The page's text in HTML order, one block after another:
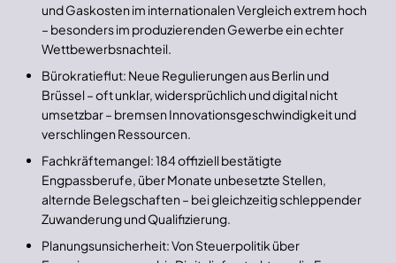
und Gaskosten im internationalen Vergleich extrem hoch
– besonders im produzierenden Gewerbe ein echter
Wettbewerbsnachteil.
Bürokratieflut: Neue Regulierungen aus Berlin und
Brüssel – oft unklar, widersprüchlich und digital nicht
umsetzbar – bremsen Innovationsgeschwindigkeit und
verschlingen Ressourcen.
Fachkräftemangel: 184 offiziell bestätigte
Engpassberufe, über Monate unbesetzte Stellen,
alternde Belegschaften – bei gleichzeitig schleppender
Zuwanderung und Qualifizierung.
Planungsunsicherheit: Von Steuerpolitik über